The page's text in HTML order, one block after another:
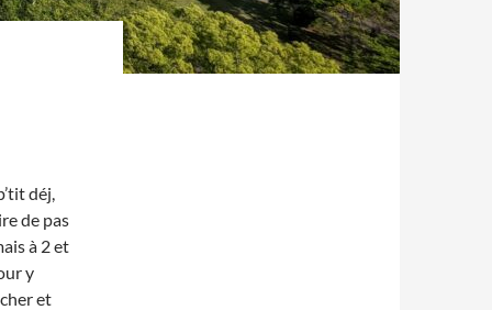
déj,
de pas
à 2 et
y
et